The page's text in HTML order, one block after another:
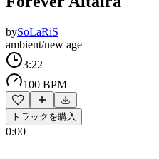
bySoLaRiS
ambient/new age
3:22
100 BPM
トラックを購入
0:00